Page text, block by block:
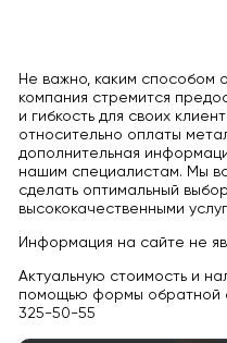
Не важно, каким способом
компания стремится
и гибкость для своих
относительно оплаты
дополнительная
нашим специалистам. Мы
сделать оптимальный
высококачественными
Информация на сайте не
Актуальную стоимость и
помощью формы обратной
325-50-55